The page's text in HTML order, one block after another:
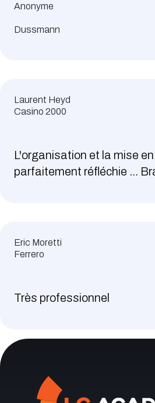
Anonyme
Dussmann
Laurent Heyd
Casino 2000
L'organisation et la mise
parfaitement réfléchie ...
Eric Moretti
Ferrero
Très professionnel